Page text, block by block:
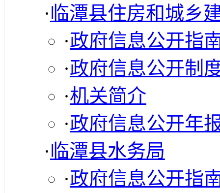
·临潭县住房和城乡
·政府信息公开指
·政府信息公开制
·机关简介
·政府信息公开年
·临潭县水务局
·政府信息公开指